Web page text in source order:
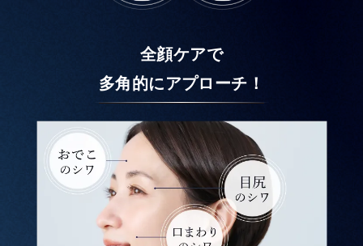
全顔ケアで
多角的にアプローチ！